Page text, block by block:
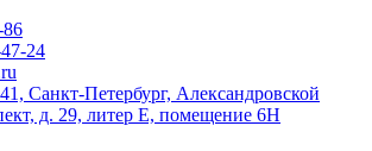
86
24
Санкт-Петербург, Александровской
д. 29, литер Е, помещение 6Н